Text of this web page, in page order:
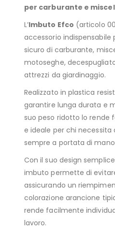
per carburante e
L’Imbuto Efco (articolo
accessorio indispensabile
sicuro di carburante,
motoseghe,
attrezzi da giardinaggio.
Realizzato in plastica
garantire lunga durata e
suo peso ridotto lo rende
e ideale per chi
sempre a portata di
Con il suo design
imbuto permette di
assicurando un
colorazione arancione
rende facilmente
lavoro.